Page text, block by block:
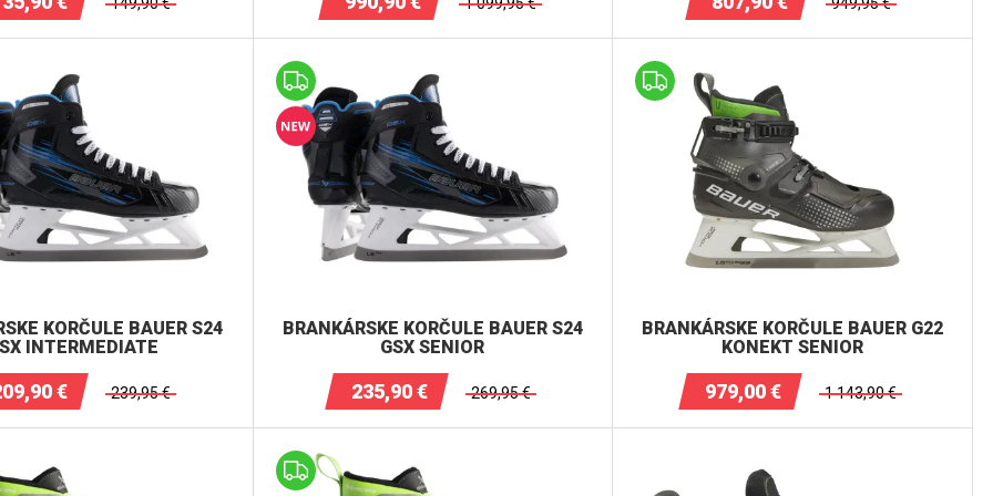
149,90€ 1 099,95€ 949,95€
KORČULE BAUER S24
INTERMEDIATE
€ 239,95€
BRANKÁRSKE KORČULE BAUER S24
GSX SENIOR
235,90€ 269,95€
BRANKÁRSKE KORČULE BAUER G22
KONEKT SENIOR
979,00€ 1 143,90€